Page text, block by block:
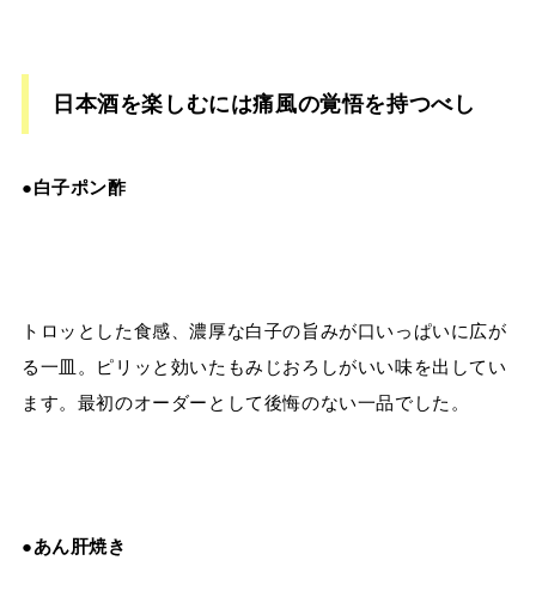
日本酒を楽しむには痛風の覚悟を持つべし
●白子ポン酢
トロッとした食感、濃厚な白子の旨みが口いっぱいに広が
る一皿。ピリッと効いたもみじおろしがいい味を出してい
ます。最初のオーダーとして後悔のない一品でした。
●あん肝焼き